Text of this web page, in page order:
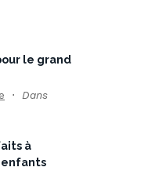
le grand
Dans
à
enfants